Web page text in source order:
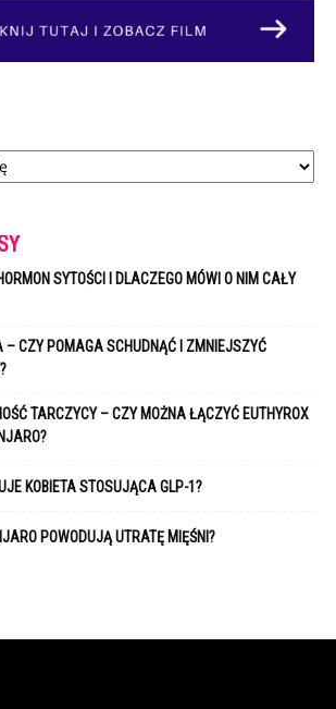
SYTOŚCI I DLACZEGO MÓWI O NIM CAŁY
– CZY POMAGA SCHUDNĄĆ I ZMNIEJSZYĆ
TARCZYCY – CZY MOŻNA ŁĄCZYĆ EUTHYROX
KOBIETA STOSUJĄCA GLP-1?
POWODUJĄ UTRATĘ MIĘŚNI?